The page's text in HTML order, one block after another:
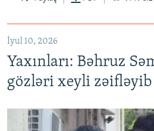
İyul 10, 2026
Yaxınları: Bəhruz
gözləri xeyli zəifləyib